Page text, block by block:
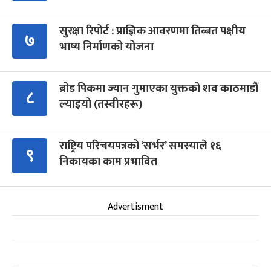
७
सुरक्षा रिपोर्ट : प्राज्ञिक आवरणमा तिब्बत पक्षीय
भाष्य निर्माणको योजना
८
ब्रोड पिकमा ज्यान गुमाएका युक्तको शव काठमाडौं
ल्याइयो (तस्वीरहरू)
९
राष्ट्रिय परिचयपत्रको ‘सर्भर’ समस्याले १६
निकायका काम प्रभावित
Advertisment